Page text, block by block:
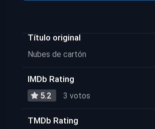
Título original
Nubes de cartón
IMDb Rating
5.2 3 votos
TMDb Rating